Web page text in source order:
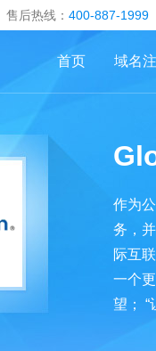
售后热线： 400-887-1999
域名
首页
作为
务，
际互
一个
望； “